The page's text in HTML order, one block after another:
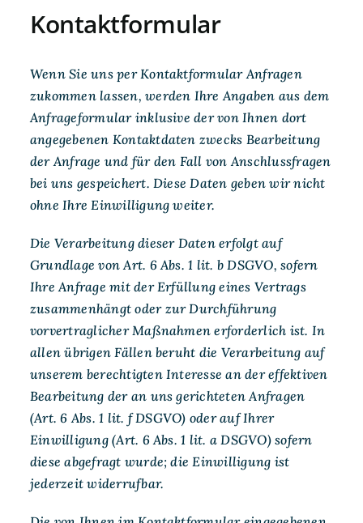
Kontaktformular
Wenn Sie uns per Kontaktformular Anfragen
zukommen lassen, werden Ihre Angaben aus dem
Anfrageformular inklusive der von Ihnen dort
angegebenen Kontaktdaten zwecks Bearbeitung
der Anfrage und für den Fall von Anschlussfragen
bei uns gespeichert. Diese Daten geben wir nicht
ohne Ihre Einwilligung weiter.
Die Verarbeitung dieser Daten erfolgt auf
Grundlage von Art. 6 Abs. 1 lit. b DSGVO, sofern
Ihre Anfrage mit der Erfüllung eines Vertrags
zusammenhängt oder zur Durchführung
vorvertraglicher Maßnahmen erforderlich ist. In
allen übrigen Fällen beruht die Verarbeitung auf
unserem berechtigten Interesse an der effektiven
Bearbeitung der an uns gerichteten Anfragen
(Art. 6 Abs. 1 lit. f DSGVO) oder auf Ihrer
Einwilligung (Art. 6 Abs. 1 lit. a DSGVO) sofern
diese abgefragt wurde; die Einwilligung ist
jederzeit widerrufbar.